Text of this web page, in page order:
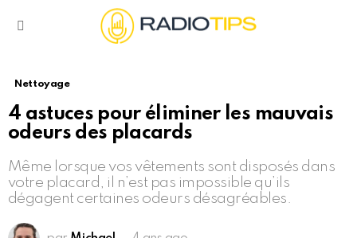
Nettoyage
4 astuces pour éliminer les mauvais
odeurs des placards
Même lorsque vos vêtements sont disposés dans
votre placard, il n’est pas impossible qu’ils
dégagent certaines odeurs désagréables.